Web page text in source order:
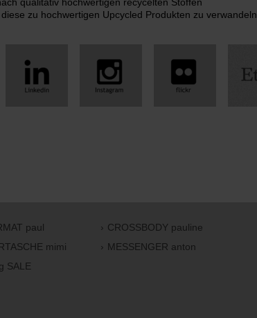
zu hochwertigen Upcycled Produkten zu verwandeln
paul
CROSSBODY pauline
mimi
MESSENGER anton
SALE